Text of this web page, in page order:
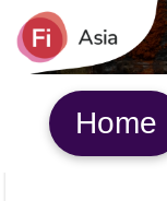
Home